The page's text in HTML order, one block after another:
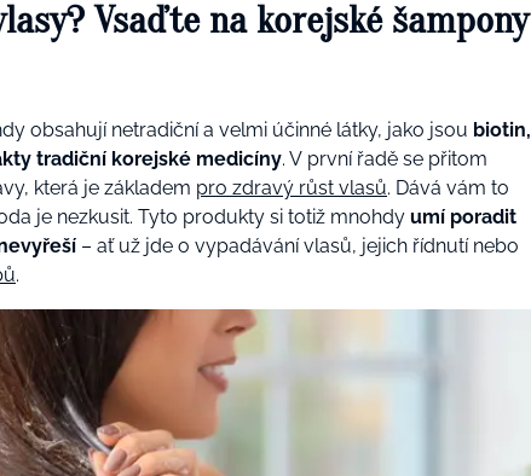
Vsaďte na korejské šampony
obsahují netradiční a velmi účinné látky, jako jsou biotin,
tradiční korejské medicíny. V první řadě se přitom
která je základem pro zdravý růst vlasů. Dává vám to
je nezkusit. Tyto produkty si totiž mnohdy umí poradit
– ať už jde o vypadávání vlasů, jejich řídnutí nebo
.